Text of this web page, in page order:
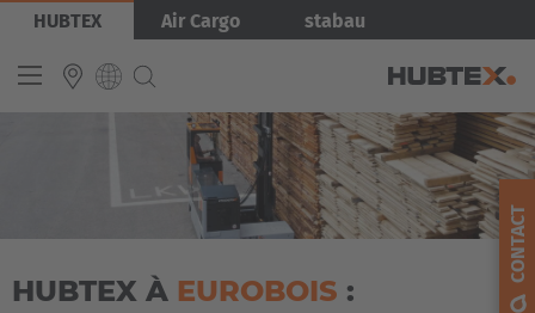
Aller
contenu
HUBTEX Air Cargo stabau
INTERNATIONAL
Español
Image
HUBTEX À EUROBOIS :
CONTACT